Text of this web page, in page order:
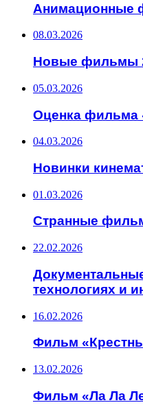
Анимационные
08.03.2026
Новые фильмы
05.03.2026
Оценка фильма
04.03.2026
Новинки
01.03.2026
Странные
22.02.2026
технологиях и
16.02.2026
Фильм
13.02.2026
Фильм «Ла Ла